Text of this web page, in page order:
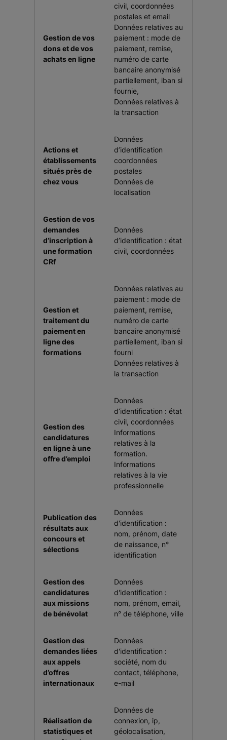
Gestion de vos
dons et de vos
achats en ligne
civil, coordonnées
postales et email
Données relatives au
paiement : mode de
paiement, remise,
numéro de carte
bancaire anonymisé
partiellement, iban si
fournie,
Données relatives à
la transaction
Actions et
établissements
situés près de
chez vous
Données
d’identification
coordonnées
postales
Données de
localisation
Gestion de vos
demandes
d’inscription à
une formation
CRf
Données
d’identification : état
civil, coordonnées
Gestion et
traitement du
paiement en
ligne des
formations
Données relatives au
paiement : mode de
paiement, remise,
numéro de carte
bancaire anonymisé
partiellement, iban si
fourni
Données relatives à
la transaction
Gestion des
candidatures
en ligne à une
offre d’emploi
Données
d’identification : état
civil, coordonnées
Informations
relatives à la
formation.
Informations
relatives à la vie
professionnelle
Publication des
résultats aux
concours et
sélections
Données
d'identification :
nom, prénom, date
de naissance, n°
identification
Gestion des
candidatures
aux missions
de bénévolat
Données
d'identification :
nom, prénom, email,
n° de téléphone, ville
Gestion des
demandes liées
aux appels
d’offres
internationaux
Données
d'identification :
société, nom du
contact, téléphone,
e-mail
Réalisation de
statistiques et
Données de
connexion, ip,
géolocalisation,